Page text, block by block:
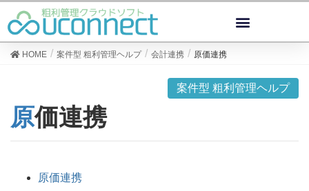
HOME 案件型 粗利管理ヘルプ 会計連携 原価連携
案件型 粗利管理ヘルプ
原価連携
原価連携